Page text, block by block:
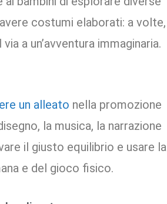
costumi elaborati: a volte,
a un’avventura immaginaria.
un alleato nella promozione
la musica, la narrazione
il giusto equilibrio e usare la
e del gioco fisico.